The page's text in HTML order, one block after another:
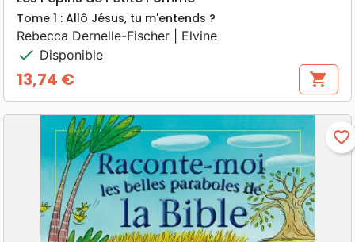
Tome 1 : Allô Jésus, tu m'entends ?
Rebecca Dernelle-Fischer | Elvine
check Disponible
Prix
13,74 € shopping_cart
favorite_border